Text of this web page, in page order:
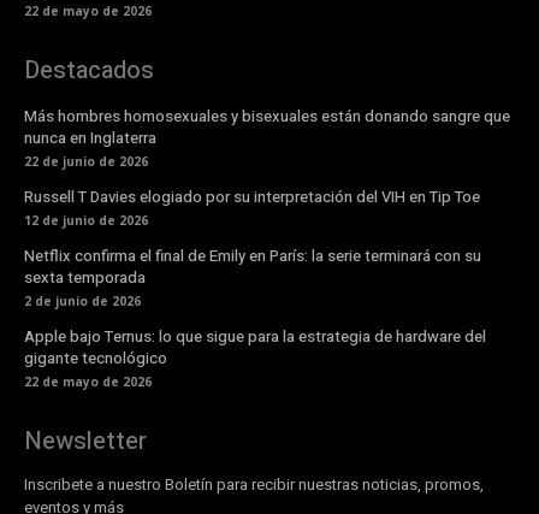
22 de mayo de 2026
Destacados
Más hombres homosexuales y bisexuales están donando sangre que
nunca en Inglaterra
22 de junio de 2026
Russell T Davies elogiado por su interpretación del VIH en Tip Toe
12 de junio de 2026
Netflix confirma el final de Emily en París: la serie terminará con su
sexta temporada
2 de junio de 2026
Apple bajo Ternus: lo que sigue para la estrategia de hardware del
gigante tecnológico
22 de mayo de 2026
Newsletter
Inscribete a nuestro Boletín para recibir nuestras noticias, promos,
eventos y más